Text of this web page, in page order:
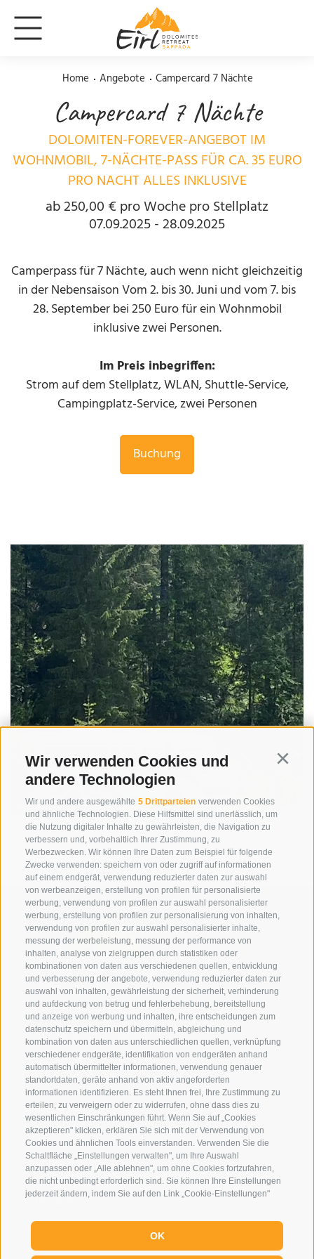
Wir verwenden Cookies und
andere Technologien
Wir und andere ausgewählte 5 Drittparteien verwenden Cookies
und ähnliche Technologien. Diese Hilfsmittel sind unerlässlich, um
die Nutzung digitaler Inhalte zu gewährleisten, die Navigation zu
verbessern und, vorbehaltlich Ihrer Zustimmung, zu
Werbezwecken. Wir können Ihre Daten zum Beispiel für folgende
Zwecke verwenden: speichern von oder zugriff auf informationen
auf einem endgerät, verwendung reduzierter daten zur auswahl
von werbeanzeigen, erstellung von profilen für personalisierte
werbung, verwendung von profilen zur auswahl personalisierter
werbung, erstellung von profilen zur personalisierung von inhalten,
verwendung von profilen zur auswahl personalisierter inhalte,
messung der werbeleistung, messung der performance von
inhalten, analyse von zielgruppen durch statistiken oder
kombinationen von daten aus verschiedenen quellen, entwicklung
und verbesserung der angebote, verwendung reduzierter daten zur
auswahl von inhalten, gewährleistung der sicherheit, verhinderung
und aufdeckung von betrug und fehlerbehebung, bereitstellung
und anzeige von werbung und inhalten, ihre entscheidungen zum
datenschutz speichern und übermitteln, abgleichung und
kombination von daten aus unterschiedlichen quellen, verknüpfung
verschiedener endgeräte, identifikation von endgeräten anhand
automatisch übermittelter informationen, verwendung genauer
standortdaten, geräte anhand von aktiv angeforderten
informationen identifizieren. Es steht Ihnen frei, Ihre Zustimmung zu
erteilen, zu verweigern oder zu widerrufen, ohne dass dies zu
wesentlichen Einschränkungen führt. Wenn Sie auf „Cookies
akzeptieren" klicken, erklären Sie sich mit der Verwendung von
Cookies und ähnlichen Tools einverstanden. Verwenden Sie die
Schaltfläche „Einstellungen verwalten", um Ihre Auswahl
anzupassen oder „Alle ablehnen", um ohne Cookies fortzufahren,
die nicht unbedingt erforderlich sind. Sie können Ihre Einstellungen
jederzeit ändern, indem Sie auf den Link „Cookie-Einstellungen"
Ihre Einstellungen gelten nur für das verwendete Gerät.
OK
Home Angebote Campercard 7 Nächte
Campercard 7 Nächte
DOLOMITEN-FOREVER-ANGEBOT IM
WOHNMOBIL, 7-NÄCHTE-PASS FÜR CA. 35 EURO
PRO NACHT ALLES INKLUSIVE
ab 250,00 € pro Woche pro Stellplatz
07.09.2025 - 28.09.2025
Camperpass für 7 Nächte, auch wenn nicht gleichzeitig
in der Nebensaison Vom 2. bis 30. Juni und vom 7. bis
28. September bei 250 Euro für ein Wohnmobil
inklusive zwei Personen.
Im Preis inbegriffen:
Strom auf dem Stellplatz, WLAN, Shuttle-Service,
Campingplatz-Service, zwei Personen
Buchung
Eirl Dolomites Retreat Sappada
Borgata Cima, 133
33012 Sappada
Ud
01079250252
Tel.:+39 3929733013
info@eirldolomites.com
Impressum
Cookie-Richtlinie
Privacy
Cookie Präferenzen